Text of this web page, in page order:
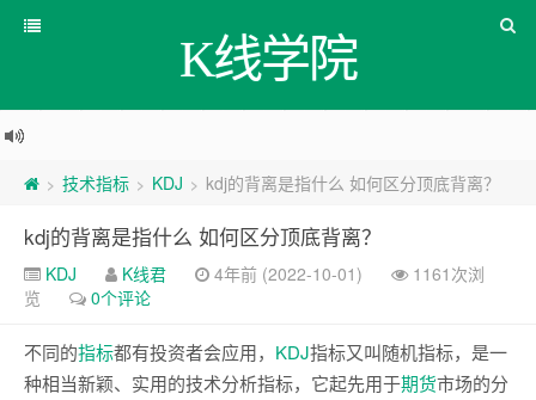
K线学院
> 技术指标 > KDJ > kdj的背离是指什么 如何区分顶底背离？
kdj的背离是指什么 如何区分顶底背离？
KDJ K线君 4年前 (2022-10-01)
1161次浏
览
0个评论
不同的指标都有投资者会应用， KDJ指标又叫随机指标，是一
种相当新颖、实用的技术分析指标，它起先用于期货市场的分